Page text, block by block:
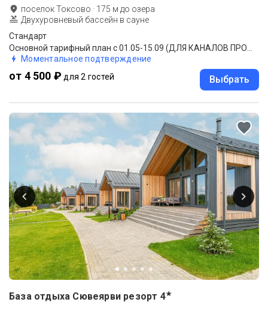
поселок Токсово · 175 м до озера
Двухуровневый бассейн в сауне
Стандарт
Основной тарифный план с 01.05-15.09 (ДЛЯ КАНАЛОВ ПРОДАЖ).
Моментальное подтверждение
от 4 500 ₽ для 2 гостей Выбрать
База отдыха Сювеярви резорт 4★